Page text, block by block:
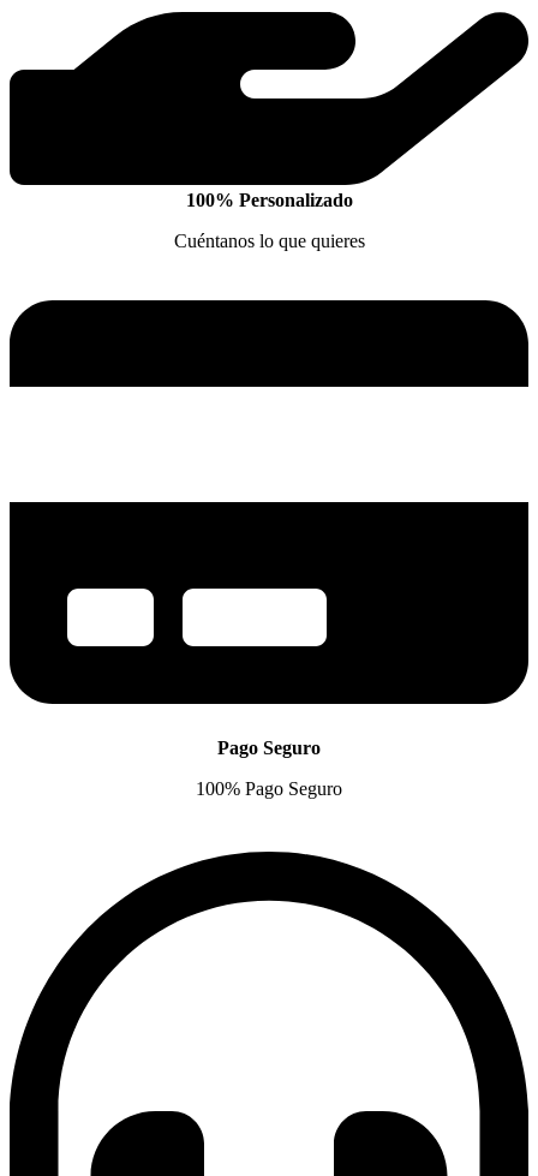
100% Personalizado
Cuéntanos lo que quieres
Pago Seguro
100% Pago Seguro